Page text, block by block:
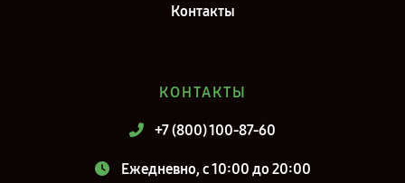
Контакты
КОНТАКТЫ
+7 (800) 100-87-60
Ежедневно, с 10:00 до 20:00